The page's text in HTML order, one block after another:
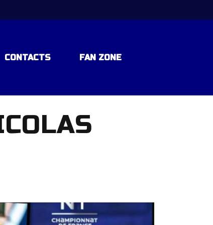
CONTACTS FAN ZONE